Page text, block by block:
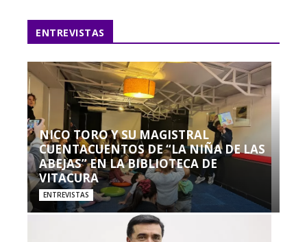
ENTREVISTAS
NICO TORO Y SU MAGISTRAL
CUENTACUENTOS DE “LA NIÑA DE LAS
ABEJAS” EN LA BIBLIOTECA DE
VITACURA
ENTREVISTAS